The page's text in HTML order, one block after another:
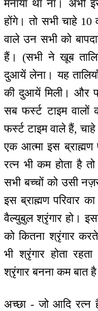
मनाया था ना। अभी
होंगे। तो सभी चाहे 10
वाले उन सभी को
हैं। (सभी ने खूब
दुआयें लेना। यह
की दुआयें मिली। और
सब फर्स्ट टाइम
फर्स्ट टाइम वाले हैं,
एक आत्मा इस ब्राह्मण
रत्न भी कम होता है तो
सभी बच्चों को उसी
इस ब्राह्मण परिवार
वैल्युबुल श्रृंगार हो।
को कितना श्रृंगार
भी श्रृंगार होता
श्रृंगार बनना कम बात है
अच्छा - जो आदि रत्न